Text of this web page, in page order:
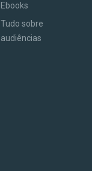
Ebooks
Tudo sobre
audiências